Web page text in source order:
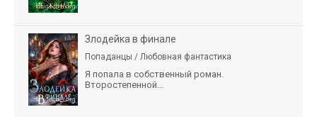
Злодейка в финале
Попаданцы / Любовная фантастика
Я попала в собственный роман.
Второстепенной...